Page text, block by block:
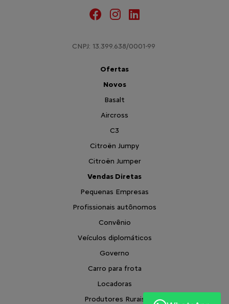
CNPJ: 13.399.638/0001-99
Ofertas
Novos
Basalt
Aircross
C3
Citroën Jumpy
Citroën Jumper
Vendas Diretas
Pequenas Empresas
Profissionais autônomos
Convênio
Veículos diplomáticos
Governo
Carro para frota
Locadoras
Produtores Rurais